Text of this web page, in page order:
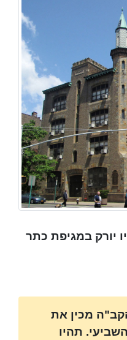
יורק במגיפת כתר
מכין את
תהיו